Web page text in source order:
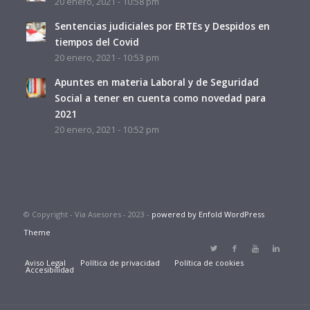
Sentencias judiciales por ERTEs y Despidos en
tiempos del Covid
20 enero, 2021 - 10:53 pm
Apuntes en materia Laboral y de Seguridad
Social a tener en cuenta como novedad para
2021
20 enero, 2021 - 10:52 pm
© Copyright - Via Asesores - 2023 - powered by Enfold WordPress
Theme
Aviso Legal Política de privacidad Política de cookies
Accesibilidad